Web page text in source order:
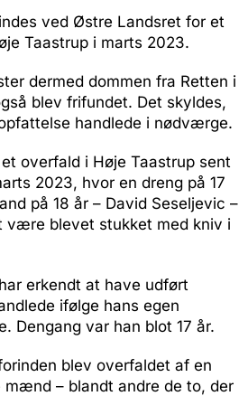
ved Østre Landsret for et
Taastrup i marts 2023.
dermed dommen fra Retten i
blev frifundet. Det skyldes,
handlede i nødværge.
overfald i Høje Taastrup sent
2023, hvor en dreng på 17
på 18 år – David Seseljevic –
være blevet stukket med kniv i
erkendt at have udført
ifølge hans egen
Dengang var han blot 17 år.
blev overfaldet af en
mænd – blandt andre de to, der